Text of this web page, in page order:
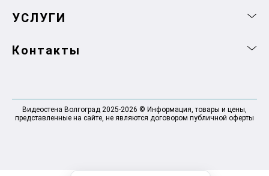
УСЛУГИ
Контакты
Видеостена Волгоград 2025-2026 © Информация, товары и цены,
представленные на сайте, не являются договором публичной оферты